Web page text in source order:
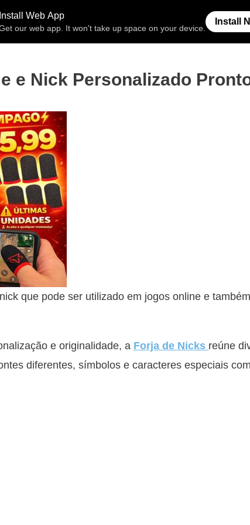
Free Fire Espaço Invisível
e Nick Personalizado
que pode ser utilizado em jogos online e
e originalidade, a Forja de Nicks reúne
diferentes, símbolos e caracteres especiais